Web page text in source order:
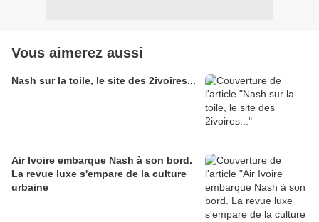
Vous aimerez aussi
Nash sur la toile, le site des 2ivoires...
Air Ivoire embarque Nash à son bord.
La revue luxe s'empare de la culture
urbaine